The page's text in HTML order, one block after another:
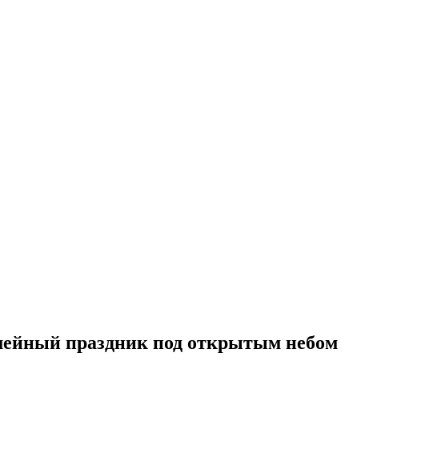
праздник под открытым небом